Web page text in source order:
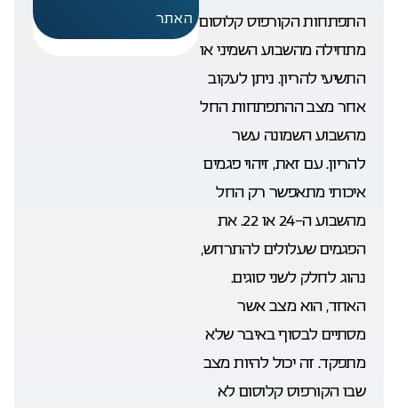
האתר התפתחות הקורפוס קלוסום
מתחילה מהשבוע השמיני או
התשיעי להריון. ניתן לעקוב
אחר מצב ההתפתחות החל
מהשבוע השמונה עשר
להריון. עם זאת, זיהוי פגמים
איכותי מתאפשר רק החל
מהשבוע ה-24 או 22. את
הפגמים שעלולים להתרחש,
נהוג לחלק לשני סוגים.
האחד, הוא מצב אשר
מסתיים לבסוף באיבר שלא
מתפקד. זה יכול להיות מצב
שבו הקורפוס קלוסום לא